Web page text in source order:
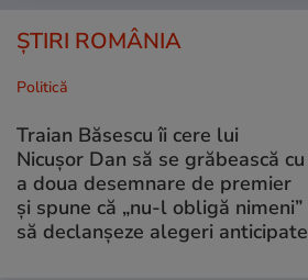
ȘTIRI ROMÂNIA
Politică
Traian Băsescu îi cere lui
Nicușor Dan să se grăbească cu
a doua desemnare de premier
și spune că „nu-l obligă nimeni”
să declanșeze alegeri anticipate